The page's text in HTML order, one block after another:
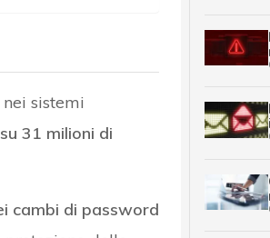
sistemi
31 milioni di
cambi di password